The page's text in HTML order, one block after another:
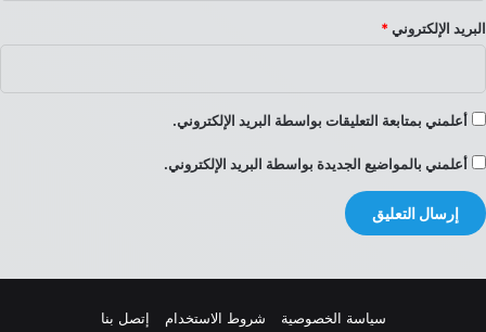
البريد الإلكتروني *
أعلمني بمتابعة التعليقات بواسطة البريد الإلكتروني.
أعلمني بالمواضيع الجديدة بواسطة البريد الإلكتروني.
سياسة الخصوصية شروط الاستخدام إتصل بنا